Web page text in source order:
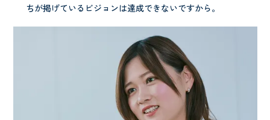
ちが掲げているビジョンは達成できないですから。